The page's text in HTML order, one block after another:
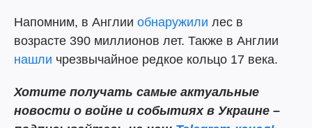
Напомним, в Англии обнаружили лес в
возрасте 390 миллионов лет. Также в Англии
нашли чрезвычайное редкое кольцо 17 века.
Хотите получать самые актуальные
новости о войне и событиях в Украине –